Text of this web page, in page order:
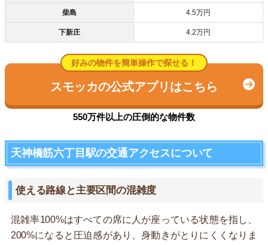
柴島 4.5万円
下新庄 4.2万円
好みの物件を簡単操作で探せる！
スモッカの公式アプリはこちら
550万件以上の圧倒的な物件数
天神橋筋六丁目駅の交通アクセスについて
使える路線と主要区間の混雑度
混雑率100%はすべての席に人が座っている状態を指し、
200%になると圧迫感があり、身動きがとりにくくなりま